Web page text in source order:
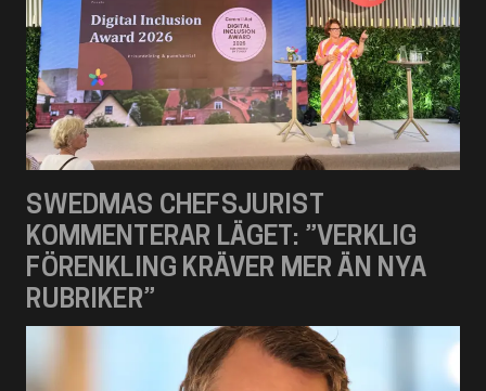
SWEDMAS CHEFSJURIST
KOMMENTERAR LÄGET: ”VERKLIG
FÖRENKLING KRÄVER MER ÄN NYA
RUBRIKER”